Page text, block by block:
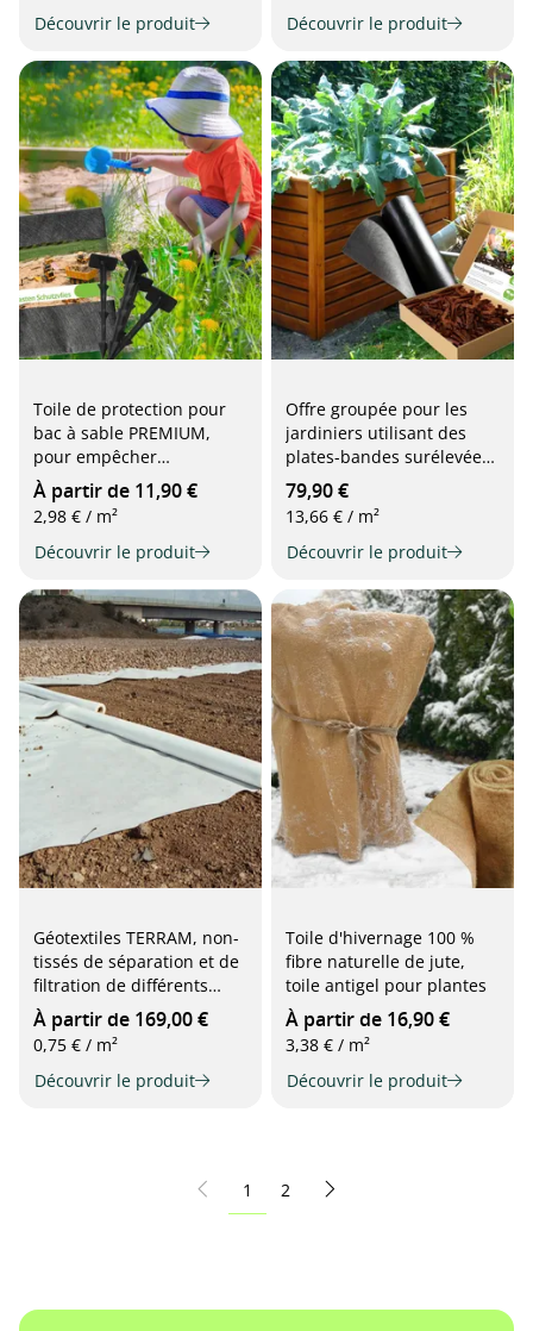
Découvrir le produit
Découvrir le produit
Toile de protection pour
bac à sable PREMIUM,
pour empêcher
efficacement les
mauvaises herbes de
pousser sous le bac à
sable, avec broches de
À partir de 11,90 €
2,98 € / m²
Découvrir le produit
Offre groupée pour les
jardiniers utilisant des
plates-bandes surélevées :
film non tissé pour plates-
bandes surélevées + 25
litres de non-tissé
TerraSponge pour la
79,90 €
13,66 € / m²
Découvrir le produit
Géotextiles TERRAM, non-
tissés de séparation et de
filtration de différents
grammages
À partir de 169,00 €
0,75 € / m²
Découvrir le produit
Toile d'hivernage 100 %
fibre naturelle de jute,
toile antigel pour plantes
À partir de 16,90 €
3,38 € / m²
Découvrir le produit
page
1 page
2